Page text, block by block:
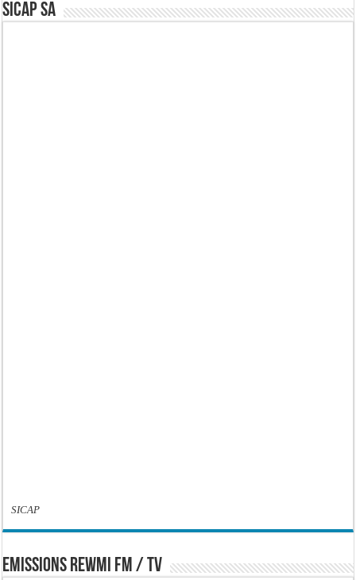
SICAP SA
SICAP
EMISSIONS REWMI FM / TV